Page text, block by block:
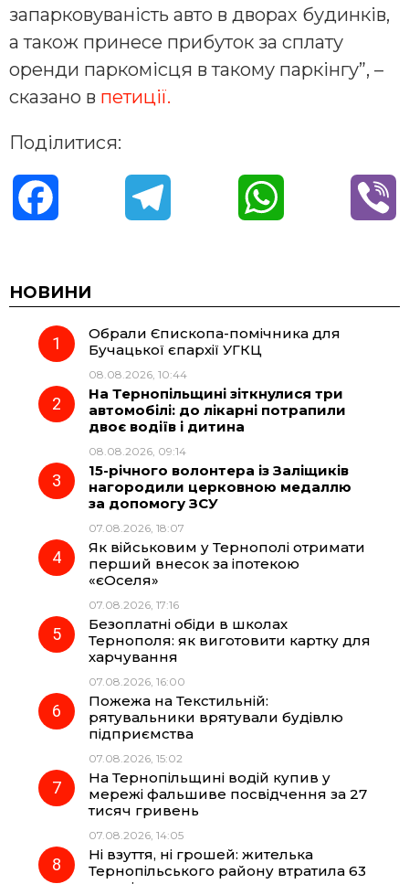
запарковуваність авто в дворах будинків,
а також принесе прибуток за сплату
оренди паркомісця в такому паркінгу”, –
сказано в петиції.
Поділитися:
c
e
o
o
e
g
r
a
t
p
НОВИНИ
Обрали Єпископа-помічника для
Бучацької єпархії УГКЦ
08.08.2026, 10:44
На Тернопільщині зіткнулися три
автомобілі: до лікарні потрапили
двоє водіїв і дитина
08.08.2026, 09:14
15-річного волонтера із Заліщиків
нагородили церковною медаллю
за допомогу ЗСУ
07.08.2026, 18:07
Як військовим у Тернополі отримати
перший внесок за іпотекою
«єОселя»
07.08.2026, 17:16
Безоплатні обіди в школах
Тернополя: як виготовити картку для
харчування
07.08.2026, 16:00
Пожежа на Текстильній:
рятувальники врятували будівлю
підприємства
07.08.2026, 15:02
На Тернопільщині водій купив у
мережі фальшиве посвідчення за 27
тисяч гривень
07.08.2026, 14:05
Ні взуття, ні грошей: жителька
Тернопільського району втратила 63